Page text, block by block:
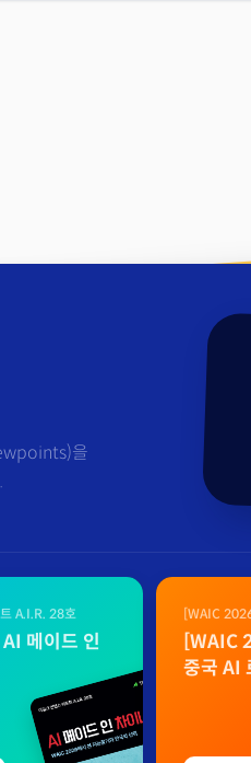
을
A.I.R. 28호
메이드 인
[WAIC
자료
[WAIC
중국 AI